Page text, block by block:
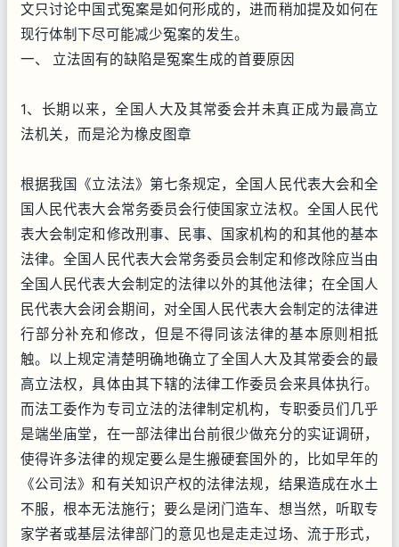
文只讨论中国式冤案是如何形成的，进而稍加提及如何在
现行体制下尽可能减少冤案的发生。
一、 立法固有的缺陷是冤案生成的首要原因
1、长期以来，全国人大及其常委会并未真正成为最高立
法机关，而是沦为橡皮图章
根据我国《立法法》第七条规定，全国人民代表大会和全
国人民代表大会常务委员会行使国家立法权。全国人民代
表大会制定和修改刑事、民事、国家机构的和其他的基本
法律。全国人民代表大会常务委员会制定和修改除应当由
全国人民代表大会制定的法律以外的其他法律；在全国人
民代表大会闭会期间，对全国人民代表大会制定的法律进
行部分补充和修改，但是不得同该法律的基本原则相抵
触。以上规定清楚明确地确立了全国人大及其常委会的最
高立法权，具体由其下辖的法律工作委员会来具体执行。
而法工委作为专司立法的法律制定机构，专职委员们几乎
是端坐庙堂，在一部法律出台前很少做充分的实证调研，
使得许多法律的规定要么是生搬硬套国外的，比如早年的
《公司法》和有关知识产权的法律法规，结果造成在水土
不服，根本无法施行；要么是闭门造车、想当然，听取专
家学者或基层法律部门的意见也是走走过场、流于形式，